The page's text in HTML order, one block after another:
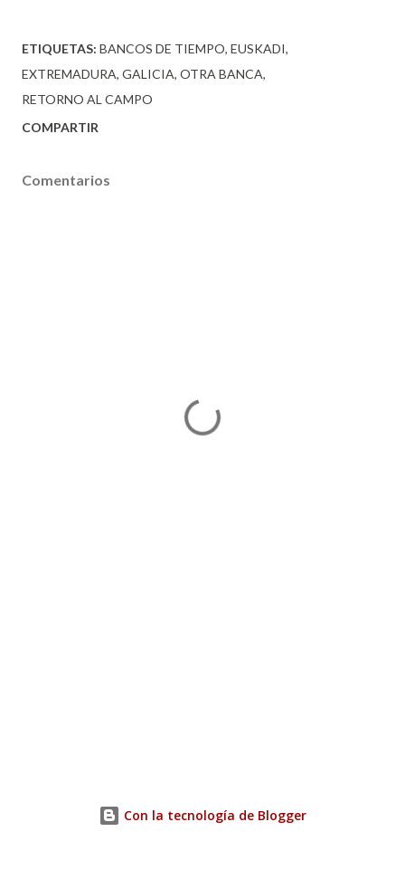
ETIQUETAS: BANCOS DE TIEMPO EUSKADI
EXTREMADURA GALICIA OTRA BANCA
RETORNO AL CAMPO
COMPARTIR
Comentarios
Con la tecnología de Blogger